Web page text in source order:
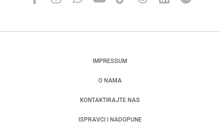
IMPRESSUM
O NAMA
KONTAKTIRAJTE NAS
ISPRAVCI I NADOPUNE